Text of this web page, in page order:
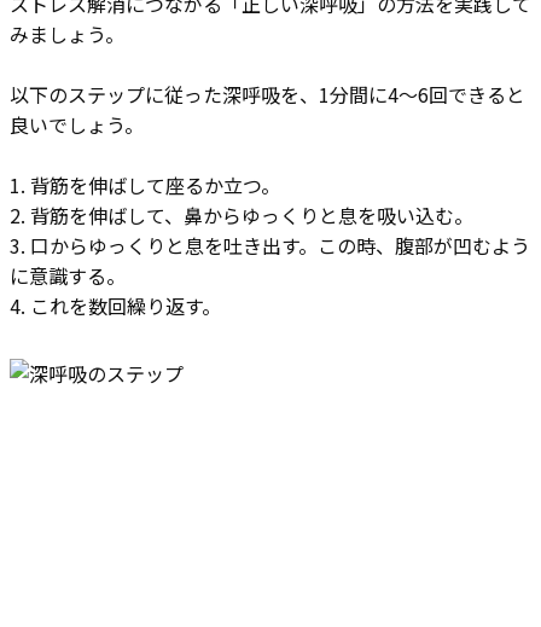
みましょう。
以下のステップに従った深呼吸を、1分間に4～6回できると
良いでしょう。
1. 背筋を伸ばして座るか立つ。
2. 背筋を伸ばして、鼻からゆっくりと息を吸い込む。
3. 口からゆっくりと息を吐き出す。この時、腹部が凹むよう
に意識する。
4. これを数回繰り返す。